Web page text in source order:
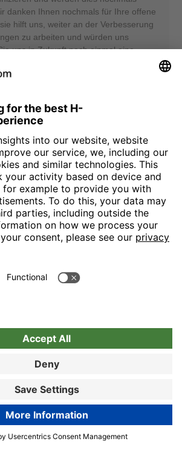
danken Ihnen nochmals für Ihre offene
hilft uns, weiter an der Verbesserung
zu arbeiten und würden uns
uns in Zukunft noch einmal eine
Rosenberg - Online Reputation
56%
01.06.25
gut.
Dank, dass Sie sich die Zeit
uns Ihr ehrliches Feedback zu
zu geben. Es freut uns zu hören, dass
als Seminar- oder Konferenzhotel als
haben. Besonders in diesem
Ablauf und eine professionelle
zur Zimmerausstattung, Sauberkeit,
unseres Teams sowie zum Preis-
aufmerksam zur Kenntnis. Es ist
erfahren, wo wir noch Potenzial haben,
rundum zufriedenstellend wird. Ihre
helfen uns, gezielt an Verbesserungen
hoffen, Sie geben uns bei einer
die Möglichkeit, mit einem
Gesamterlebnis zu überzeugen.
Book now